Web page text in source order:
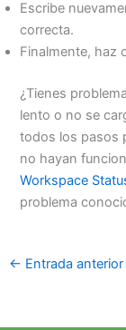
Escribe
correcta.
Finalmente, haz
¿Tienes
lento o no se
todos los pasos
no hayan
Workspace
problema
← Entrada anterior